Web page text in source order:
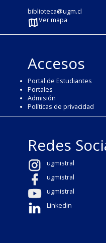
biblioteca@ugm.cl
Ver mapa
Accesos
Portal de Estudiantes
Portales
Admisión
Políticas de privacidad
Redes
ugmistral
ugmistral
ugmistral
Linkedin